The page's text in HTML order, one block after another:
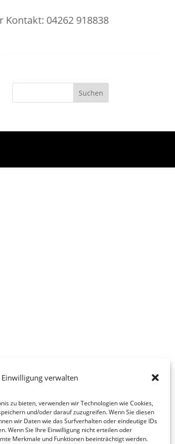
Einwilligung verwalten
zu bieten, verwenden wir Technologien wie Cookies,
und/oder darauf zuzugreifen. Wenn Sie diesen
wir Daten wie das Surfverhalten oder eindeutige IDs
Wenn Sie Ihre Einwilligung nicht erteilen oder
Merkmale und Funktionen beeinträchtigt werden.
Kontakt: 04262 918838
Suchen